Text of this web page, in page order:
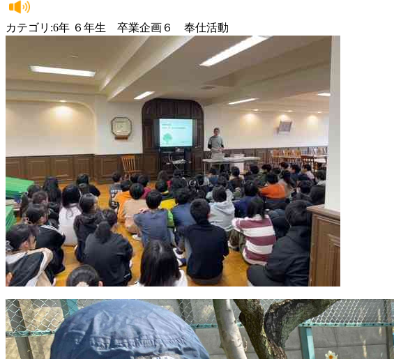
カテゴリ:6年 ６年生 卒業企画６ 奉仕活動